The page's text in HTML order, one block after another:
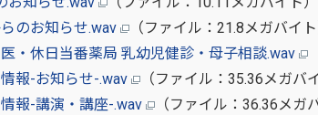
のお知らせ.wav
（ファイル：21.8メガバイト
・休日当番薬局 乳幼児健診・母子相談.wav
報-お知らせ-.wav
（ファイル：35.36メガバ
報-講演・講座-.wav
（ファイル：36.36メガ